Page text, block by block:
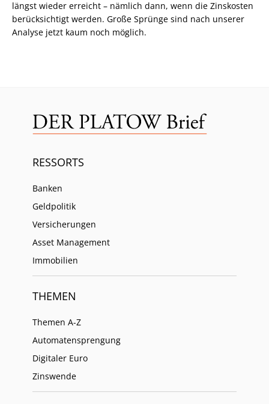
längst wieder erreicht – nämlich dann, wenn die Zinskosten
berücksichtigt werden. Große Sprünge sind nach unserer
Analyse jetzt kaum noch möglich.
RESSORTS
Banken
Geldpolitik
Versicherungen
Asset Management
Immobilien
THEMEN
Themen A-Z
Automatensprengung
Digitaler Euro
Zinswende